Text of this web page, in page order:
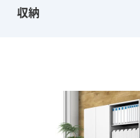
収納